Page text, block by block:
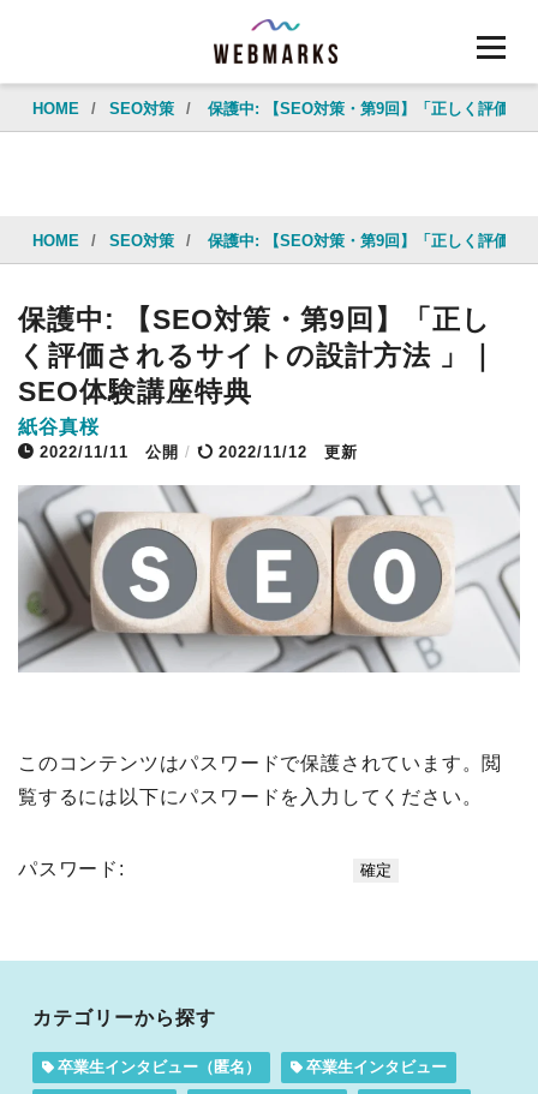
HOME / SEO対策 / 保護中: 【SEO対策・第9回】「正しく評価さ
HOME / SEO対策 / 保護中: 【SEO対策・第9回】「正しく評価さ
保護中: 【SEO対策・第9回】「正し
く評価されるサイトの設計方法 」｜
SEO体験講座特典
紙谷真桜
2022/11/11 公開 / 2022/11/12 更新
このコンテンツはパスワードで保護されています。閲
覧するには以下にパスワードを入力してください。
パスワード:
カテゴリーから探す
卒業生インタビュー（匿名） 卒業生インタビュー